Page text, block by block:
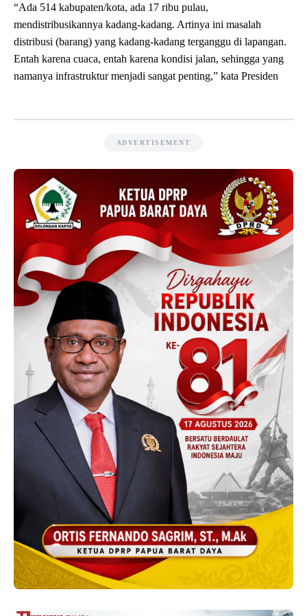
“Ada 514 kabupaten/kota, ada 17 ribu pulau,
mendistribusikannya kadang-kadang. Artinya ini masalah
distribusi (barang) yang kadang-kadang terganggu di lapangan.
Entah karena cuaca, entah karena kondisi jalan, sehingga yang
namanya infrastruktur menjadi sangat penting,” kata Presiden
ADVERTISEMENT